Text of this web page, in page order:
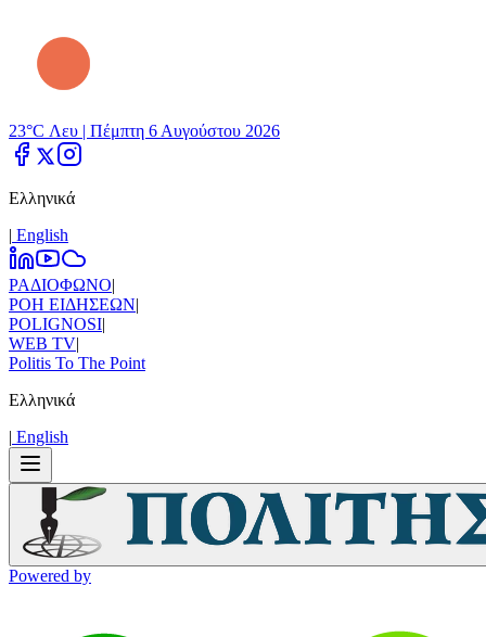
23°C Λευ | Πέμπτη 6 Αυγούστου 2026
Ελληνικά
| Εnglish
ΡΑΔΙΟΦΩΝΟ|
ΡΟΗ ΕΙΔΗΣΕΩΝ|
POLIGNOSI|
WEB TV|
Politis To The Point
Ελληνικά
| Εnglish
Powered by